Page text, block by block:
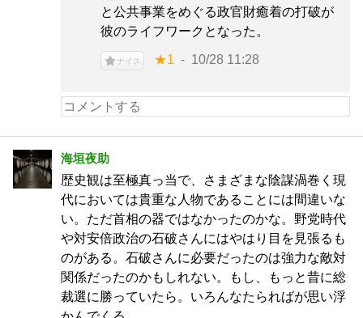
と公共事業をめぐる政官財癒着の打破が
彼のライフワークとなった。
ナイス ★1 10/28 11:28
海垣夜助
歴史観は至極真っ当で、さまざまな陰謀渦巻く現
代においては貴重な人物であることには間違いな
い。ただ首相の器ではなかったのかな。野党時代
や対安倍政治の石破さんにはやはり目を見張るも
のがある。石破さんに必要だったのは強力な敵対
関係だったのかもしれない。もし、もっと昔に総
裁選に勝っていたら。いろんなたらればが思い浮